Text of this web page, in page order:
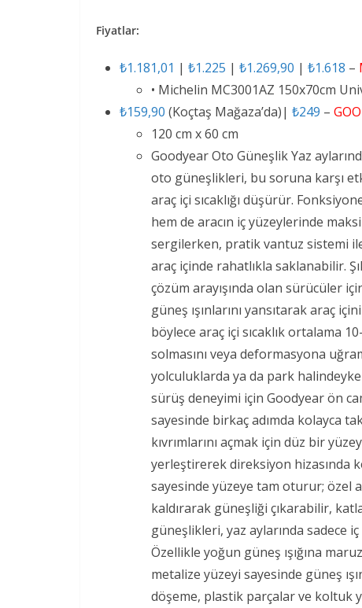
Fiyatlar:
₺1.181,01 | ₺1.225 | ₺1.269,90 | ₺1.618 –
• Michelin MC3001AZ 150x70cm
₺159,90 (Koçtaş Mağaza’da)| ₺249 –
120 cm x 60 cm
Goodyear Oto Güneşlik Yaz
oto güneşlikleri, bu soruna karşı
araç içi sıcaklığı düşürür.
hem de aracın iç yüzeylerinde
sergilerken, pratik vantuz sistemi
araç içinde rahatlıkla saklanabilir.
çözüm arayışında olan sürücüler
güneş ışınlarını yansıtarak araç
böylece araç içi sıcaklık ortalama
solmasını veya deformasyona
yolculuklarda ya da park
sürüş deneyimi için Goodyear ön
sayesinde birkaç adımda kolayca
kıvrımlarını açmak için düz bir
yerleştirerek direksiyon hizasında
sayesinde yüzeye tam oturur; özel
kaldırarak güneşliği çıkarabilir,
güneşlikleri, yaz aylarında sadece
Özellikle yoğun güneş ışığına
metalize yüzeyi sayesinde güneş
döşeme, plastik parçalar ve koltuk